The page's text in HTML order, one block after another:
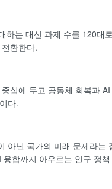
하는 대신 과제 수를 120대
환한다.
심에 두고 공동체 회복과
다.
아닌 국가의 미래 문제라는
합까지 아우르는 인구 정